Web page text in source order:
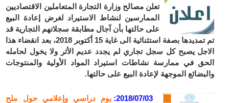
تعلن مصالح وزارة التجارة المتعاملين الاقتصاديين
الممارسين لنشاط الاستيراد لغرض إعادة البيع
على حالتها بأن آجال مطابقة سجلاتهم التجارية قد
تم تمديدها بصفة استثنائية الى غاية 15 أكتوبر 2018، بعد انقضاء هذا
الاجل يصبح كل سجل تجاري لم يجدد عديم الأثر ولا يخول لحامله
الحق في ممارسة نشاطات استيراد المواد الأولية والمنتوجات
والبضائع الموجهة لإعادة البيع على حالتها.
2018/07/03
: بوم دراسي وإعلامي حول ملح